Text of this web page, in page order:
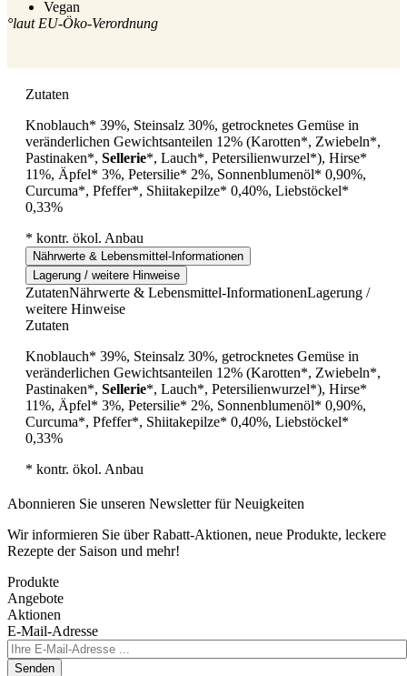
Vegan
°laut EU-Öko-Verordnung
Zutaten
Knoblauch* 39%, Steinsalz 30%, getrocknetes Gemüse in
veränderlichen Gewichtsanteilen 12% (Karotten*, Zwiebeln*,
Pastinaken*, Sellerie*, Lauch*, Petersilienwurzel*), Hirse*
11%, Äpfel* 3%, Petersilie* 2%, Sonnenblumenöl* 0,90%,
Curcuma*, Pfeffer*, Shiitakepilze* 0,40%, Liebstöckel*
0,33%
* kontr. ökol. Anbau
Nährwerte & Lebensmittel-Informationen
Lagerung / weitere Hinweise
ZutatenNährwerte & Lebensmittel-InformationenLagerung /
weitere Hinweise
Zutaten
Knoblauch* 39%, Steinsalz 30%, getrocknetes Gemüse in
veränderlichen Gewichtsanteilen 12% (Karotten*, Zwiebeln*,
Pastinaken*, Sellerie*, Lauch*, Petersilienwurzel*), Hirse*
11%, Äpfel* 3%, Petersilie* 2%, Sonnenblumenöl* 0,90%,
Curcuma*, Pfeffer*, Shiitakepilze* 0,40%, Liebstöckel*
0,33%
* kontr. ökol. Anbau
Abonnieren Sie unseren Newsletter für Neuigkeiten
Wir informieren Sie über Rabatt-Aktionen, neue Produkte, leckere
Rezepte der Saison und mehr!
Produkte
Angebote
Aktionen
E-Mail-Adresse
Senden